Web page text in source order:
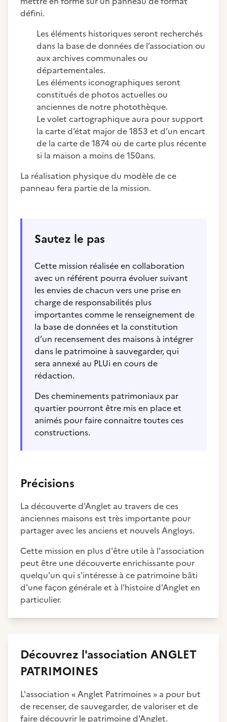
défini.
Les éléments historiques seront recherchés
dans la base de données de l’association ou
aux archives communales ou
départementales.
Les éléments iconographiques seront
constitués de photos actuelles ou
anciennes de notre photothèque.
Le volet cartographique aura pour support
la carte d’état major de 1853 et d’un encart
de la carte de 1874 ou de carte plus récente
si la maison a moins de 150ans.
La réalisation physique du modèle de ce
panneau fera partie de la mission.
Sautez le pas
Cette mission réalisée en collaboration
avec un référent pourra évoluer suivant
les envies de chacun vers une prise en
charge de responsabilités plus
importantes comme le renseignement de
la base de données et la constitution
d’un recensement des maisons à intégrer
dans le patrimoine à sauvegarder, qui
sera annexé au PLUi en cours de
rédaction.
Des cheminements patrimoniaux par
quartier pourront être mis en place et
animés pour faire connaitre toutes ces
constructions.
Précisions
La découverte d'Anglet au travers de ces
anciennes maisons est très importante pour
partager avec les anciens et nouvels Angloys.
Cette mission en plus d'être utile à l'association
peut être une découverte enrichissante pour
quelqu'un qui s'intéresse à ce patrimoine bâti
d'une façon générale et à l'histoire d'Anglet en
particulier.
Découvrez l'association ANGLET
PATRIMOINES
L'association « Anglet Patrimoines » a pour but
de recenser, de sauvegarder, de valoriser et de
faire découvrir le patrimoine d'Anglet.